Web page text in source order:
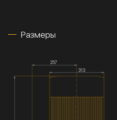
Размеры
257
313